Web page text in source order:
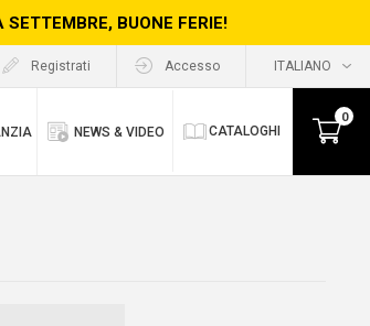
BUONE FERIE!
Registrati Accesso
NEWS & VIDEO CATALOGHI
0